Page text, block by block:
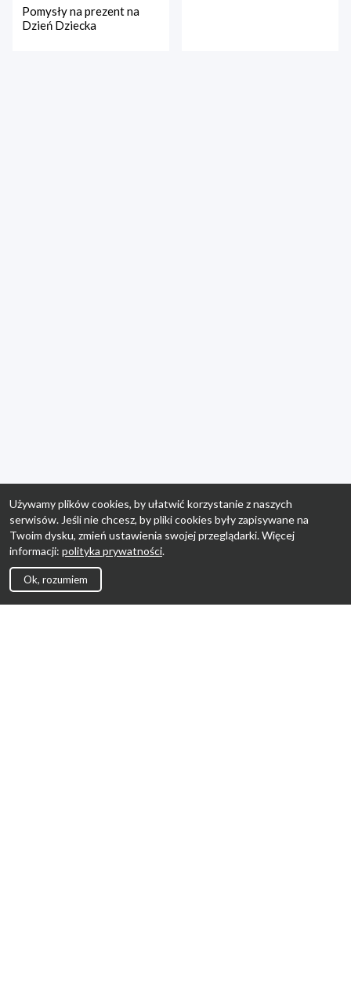
Pomysły na prezent na
Dzień Dziecka
Używamy plików cookies, by ułatwić korzystanie z naszych
serwisów. Jeśli nie chcesz, by pliki cookies były zapisywane na
Twoim dysku, zmień ustawienia swojej przeglądarki. Więcej
informacji: polityka prywatności.
Ok, rozumiem